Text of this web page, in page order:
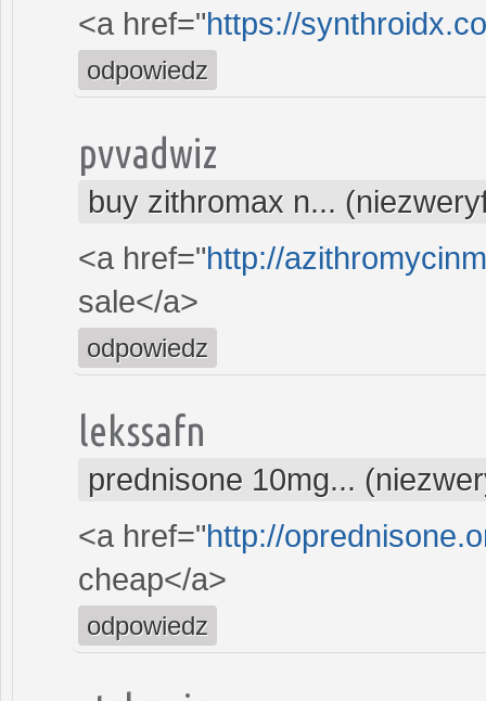
<a href="https://
odpowiedz
pvvadwiz
buy zithromax n...
<a href="http://
sale</a>
odpowiedz
lekssafn
prednisone 10mg...
<a href="http://
cheap</a>
odpowiedz